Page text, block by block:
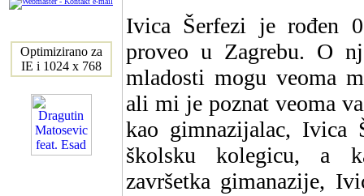
Optimizirano za
IE i 1024 x 768
Ivica Šerfezi je rođen
proveo u Zagrebu. O
mladosti mogu veoma
ali mi je poznat veoma
kao gimnazijalac, Ivica
školsku kolegicu, a
završetka gimanazije,